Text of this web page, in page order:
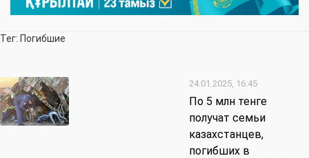
Тег: Погибшие
24.01.2025, 16:45
По 5 млн тенге
получат семьи
казахстанцев,
погибших в